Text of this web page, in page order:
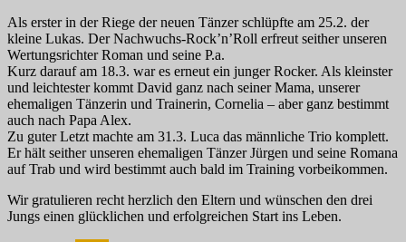
Als erster in der Riege der neuen Tänzer schlüpfte am 25.2. der
kleine Lukas. Der Nachwuchs-Rock’n’Roll erfreut seither unseren
Wertungsrichter Roman und seine P.a.
Kurz darauf am 18.3. war es erneut ein junger Rocker. Als kleinster
und leichtester kommt David ganz nach seiner Mama, unserer
ehemaligen Tänzerin und Trainerin, Cornelia – aber ganz bestimmt
auch nach Papa Alex.
Zu guter Letzt machte am 31.3. Luca das männliche Trio komplett.
Er hält seither unseren ehemaligen Tänzer Jürgen und seine Romana
auf Trab und wird bestimmt auch bald im Training vorbeikommen.
Wir gratulieren recht herzlich den Eltern und wünschen den drei
Jungs einen glücklichen und erfolgreichen Start ins Leben.